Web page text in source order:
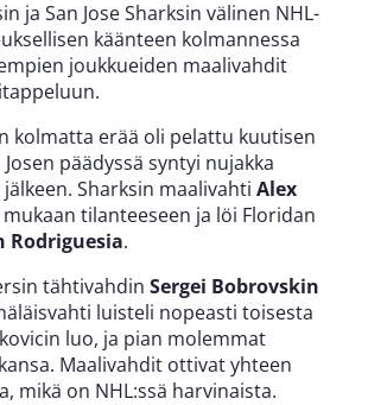
ja San Jose Sharksin välinen NHL-
käänteen kolmannessa
joukkueiden maalivahdit
kolmatta erää oli pelattu kuutisen
päädyssä syntyi nujakka
Sharksin maalivahti Alex
tilanteeseen ja löi Floridan
Rodriguesia.
tähtivahdin Sergei Bobrovskin
luisteli nopeasti toisesta
luo, ja pian molemmat
Maalivahdit ottivat yhteen
mikä on NHL:ssä harvinaista.